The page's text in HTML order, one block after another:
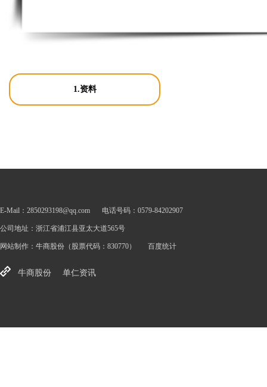
1.资料
E-Mail：2850293198@qq.com 电话号码：0579-84202907
公司地址：浙江省浦江县亚太大道565号
网站制作： 牛商股份 （股票代码：830770） 百度统计
牛商股份 单仁资讯